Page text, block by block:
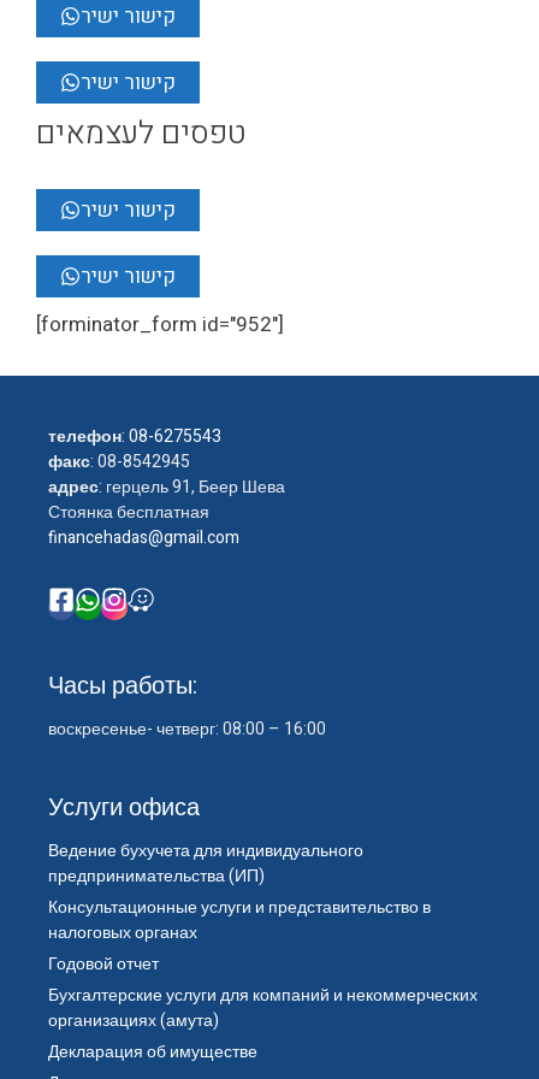
קישור ישיר
קישור ישיר
טפסים לעצמאים
קישור ישיר
קישור ישיר
[forminator_form id="952"]
телефон:08-6275543
факс: 08-8542945
адрес: герцель 91, Беер Шева
Стоянка бесплатная
financehadas@gmail.com
Часы работы:
воскресенье- четверг: 08:00 – 16:00
Услуги офиса
Ведение бухучета для индивидуального
предпринимательства (ИП)
Консультационные услуги и представительство в
налоговых органах
Годовой отчет
Бухгалтерские услуги для компаний и некоммерческих
организациях (амута)
Декларация об имуществе